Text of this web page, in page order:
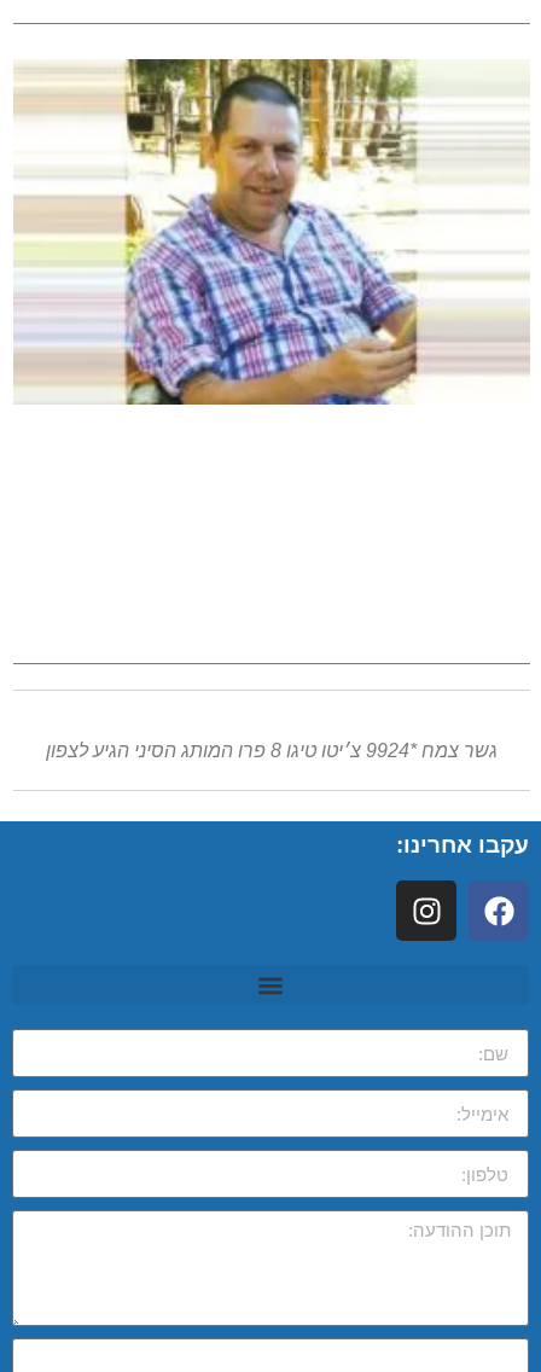
גשר צמח *9924 צ׳יטו טיגו 8 פרו המותג הסיני הגיע לצפון
עקבו אחרינו: